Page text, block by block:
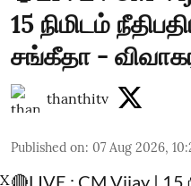
15 நிமிடம்
சங்கீதா -
thanthitv
Published on: 07 Aug 2026,
🔴LIVE : CM Vijay | 15
X